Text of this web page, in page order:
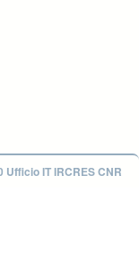
Ufficio IT IRCRES CNR